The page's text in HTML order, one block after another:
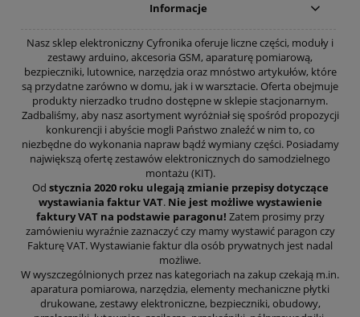
Informacje
Nasz sklep elektroniczny Cyfronika oferuje liczne części, moduły i
zestawy arduino, akcesoria GSM, aparaturę pomiarową,
bezpieczniki, lutownice, narzędzia oraz mnóstwo artykułów, które
są przydatne zarówno w domu, jak i w warsztacie. Oferta obejmuje
produkty nierzadko trudno dostępne w sklepie stacjonarnym.
Zadbaliśmy, aby nasz asortyment wyróżniał się spośród propozycji
konkurencji i abyście mogli Państwo znaleźć w nim to, co
niezbędne do wykonania napraw bądź wymiany części. Posiadamy
największą ofertę zestawów elektronicznych do samodzielnego
montażu (KIT).
Od stycznia 2020 roku ulegają zmianie przepisy dotyczące
wystawiania faktur VAT. Nie jest możliwe wystawienie
faktury VAT na podstawie paragonu! Zatem prosimy przy
zamówieniu wyraźnie zaznaczyć czy mamy wystawić paragon czy
Fakturę VAT. Wystawianie faktur dla osób prywatnych jest nadal
możliwe.
W wyszczególnionych przez nas kategoriach na zakup czekają m.in.
aparatura pomiarowa, narzędzia, elementy mechaniczne płytki
drukowane, zestawy elektroniczne, bezpieczniki, obudowy,